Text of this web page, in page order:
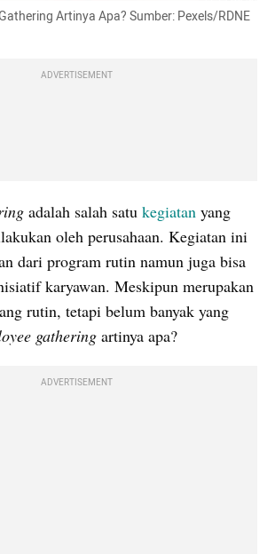
Artinya Apa? Sumber: Pexels/RDNE
ADVERTISEMENT
adalah salah satu kegiatan yang
oleh perusahaan. Kegiatan ini
dari program rutin namun juga bisa
karyawan. Meskipun merupakan
rutin, tetapi belum banyak yang
gathering artinya apa?
ADVERTISEMENT